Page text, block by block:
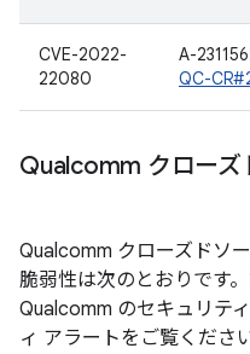
CVE-2022-
22080
A-
QC-
Qualcomm クローズ
Qualcomm クローズドソ
脆弱性は次のとおりです
Qualcomm のセキュリテ
ィ アラートをご覧くださ